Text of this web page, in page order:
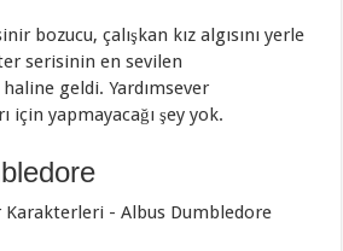
bozucu, çalışkan kız algısını yerle
serisinin en sevilen
geldi. Yardımsever
için yapmayacağı şey yok.